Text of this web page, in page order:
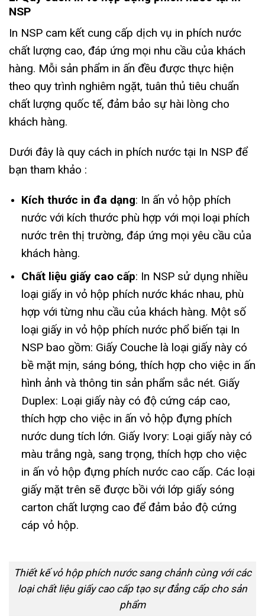
NSP
In NSP cam kết cung cấp dịch vụ in phích nước
chất lượng cao, đáp ứng mọi nhu cầu của khách
hàng. Mỗi sản phẩm in ấn đều được thực hiện
theo quy trình nghiêm ngặt, tuân thủ tiêu chuẩn
chất lượng quốc tế, đảm bảo sự hài lòng cho
khách hàng.
Dưới đây là quy cách in phích nước tại In NSP để
bạn tham khảo :
Kích thước in đa dạng: In ấn vỏ hộp phích
nước với kích thước phù hợp với mọi loại phích
nước trên thị trường, đáp ứng mọi yêu cầu của
khách hàng.
Chất liệu giấy cao cấp: In NSP sử dụng nhiều
loại giấy in vỏ hộp phích nước khác nhau, phù
hợp với từng nhu cầu của khách hàng. Một số
loại giấy in vỏ hộp phích nước phổ biến tại In
NSP bao gồm: Giấy Couche là loại giấy này có
bề mặt mịn, sáng bóng, thích hợp cho việc in ấn
hình ảnh và thông tin sản phẩm sắc nét. Giấy
Duplex: Loại giấy này có độ cứng cáp cao,
thích hợp cho việc in ấn vỏ hộp đựng phích
nước dung tích lớn. Giấy Ivory: Loại giấy này có
màu trắng ngà, sang trọng, thích hợp cho việc
in ấn vỏ hộp đựng phích nước cao cấp. Các loại
giấy mặt trên sẽ được bồi với lớp giấy sóng
carton chất lượng cao để đảm bảo độ cứng
cáp vỏ hộp.
Thiết kế vỏ hộp phích nước sang chảnh cùng với các
loại chất liệu giấy cao cấp tạo sự đẳng cấp cho sản
phẩm